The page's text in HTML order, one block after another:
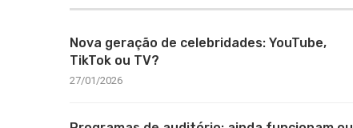
Nova geração de celebridades: YouTube,
TikTok ou TV?
27/01/2026